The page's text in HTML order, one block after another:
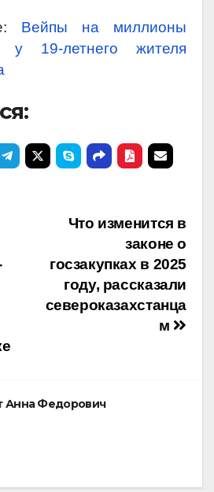
Вейпы на миллионы
у 19-летнего жителя
Что изменится в
законе о
госзакупках в 2025
году, рассказали
североказахстанца
м
Анна Федорович